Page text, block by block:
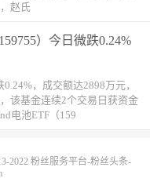
赵氏
）今日微跌0.24%
，成交额达2898万元，
该基金连续2个交易日获资金
电池ETF（159
2022 粉丝服务平台-粉丝头条-